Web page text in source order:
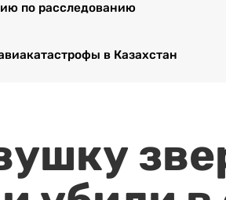
по расследованию
в Казахстан